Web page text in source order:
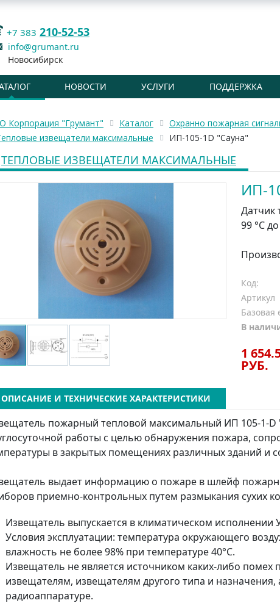
+7 383 210-52-53
info@grumant.ru
Новосибирск
НОВОСТИ УСЛУГИ ПОДДЕРЖКА
Корпорация "Грумант" Каталог Охранно пожарная
извещатели максимальные
ИП-105-1D "Сауна"
ТЕПЛОВЫЕ ИЗВЕЩАТЕЛИ МАКСИМАЛЬНЫЕ
ИП-
Датчик
99 °С
Код:
Артикул
Базовая
В
1
РУБ.
ОПИСАНИЕ И ТЕХНИЧЕСКИЕ ХАРАКТЕРИСТИКИ
пожарный тепловой максимальный ИП 105-1-D
работы с целью обнаружения пожара,
в закрытых помещениях различных зданий и
выдает информацию о пожаре в шлейф
приемно-контрольных путем размыкания сухих
Извещатель выпускается в климатическом исполнении
Условия эксплуатации: температура окружающего
влажность не более 98% при температуре 40°С.
Извещатель не является источником каких-либо
извещателям, извещателям другого типа и
радиоаппаратуре.